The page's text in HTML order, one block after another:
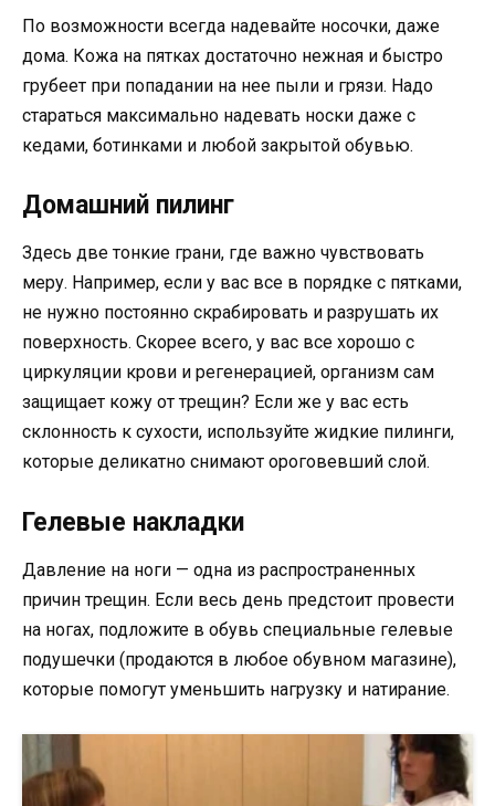
По возможности всегда надевайте носочки, даже
дома. Кожа на пятках достаточно нежная и быстро
грубеет при попадании на нее пыли и грязи. Надо
стараться максимально надевать носки даже с
кедами, ботинками и любой закрытой обувью.
Домашний пилинг
Здесь две тонкие грани, где важно чувствовать
меру. Например, если у вас все в порядке с пятками,
не нужно постоянно скрабировать и разрушать их
поверхность. Скорее всего, у вас все хорошо с
циркуляции крови и регенерацией, организм сам
защищает кожу от трещин? Если же у вас есть
склонность к сухости, используйте жидкие пилинги,
которые деликатно снимают ороговевший слой.
Гелевые накладки
Давление на ноги — одна из распространенных
причин трещин. Если весь день предстоит провести
на ногах, подложите в обувь специальные гелевые
подушечки (продаются в любое обувном магазине),
которые помогут уменьшить нагрузку и натирание.